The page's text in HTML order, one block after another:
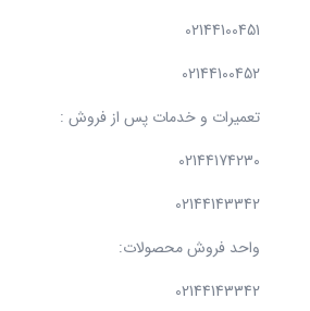
02144100451
02144100452
تعمیرات و خدمات پس از فروش :
02144174230
02144143342
واحد فروش محصولات:
02144143342